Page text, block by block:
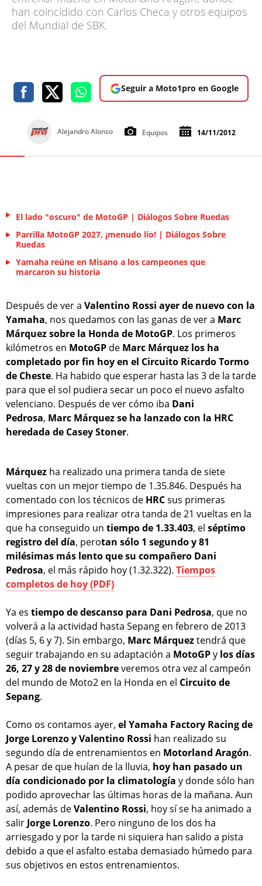
han coincidido con Carlos Checa y otros equipos
del Mundial de SBK.
Seguir a Moto1pro en Google
Alejandro Alonso Equipos 14/11/2012
El lado "oscuro" de MotoGP | Diálogos Sobre Ruedas
Parrilla MotoGP 2027, ¡menudo lío! | Diálogos Sobre
Ruedas
Yamaha reúne en Misano a los campeones que
marcaron su historia
Después de ver a Valentino Rossi ayer de nuevo con la
Yamaha, nos quedamos con las ganas de ver a Marc
Márquez sobre la Honda de MotoGP. Los primeros
kilómetros en MotoGP de Marc Márquez los ha
completado por fin hoy en el Circuito Ricardo Tormo
de Cheste. Ha habido que esperar hasta las 3 de la tarde
para que el sol pudiera secar un poco el nuevo asfalto
velenciano. Después de ver cómo iba Dani
Pedrosa, Marc Márquez se ha lanzado con la HRC
heredada de Casey Stoner.
Márquez ha realizado una primera tanda de siete
vueltas con un mejor tiempo de 1.35.846. Después ha
comentado con los técnicos de HRCsus primeras
impresiones para realizar otra tanda de 21 vueltas en la
que ha conseguido un tiempo de 1.33.403, el séptimo
registro del día, perotan sólo 1 segundo y 81
milésimas más lento que su compañero Dani
Pedrosa, el más rápido hoy (1.32.322). Tiempos
completos de hoy (PDF)
Ya es tiempo de descanso para Dani Pedrosa, que no
volverá a la actividad hasta Sepang en febrero de 2013
(días 5, 6 y 7). Sin embargo, Marc Márqueztendrá que
seguir trabajando en su adaptación a MotoGPy los días
26, 27 y 28 de noviembreveremos otra vez al campeón
del mundo de Moto2 en la Honda en el Circuito de
Sepang.
Como os contamos ayer, el Yamaha Factory Racing de
Jorge Lorenzo y Valentino Rossi han realizado su
segundo día de entrenamientos en Motorland Aragón.
A pesar de que huían de la lluvia, hoy han pasado un
día condicionado por la climatología y donde sólo han
podido aprovechar las últimas horas de la mañana. Aun
así, además deValentino Rossi, hoy sí se ha animado a
salirJorge Lorenzo. Pero ninguno de los dos ha
arriesgado y por la tarde ni siquiera han salido a pista
debido a que el asfalto estaba demasiado húmedo para
sus objetivos en estos entrenamientos.